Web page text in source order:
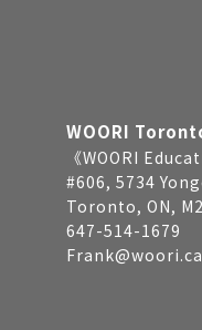
WOORI
《WOORI
#606, 5734
Toronto, ON,
647-514-1679
Frank@woori.ca